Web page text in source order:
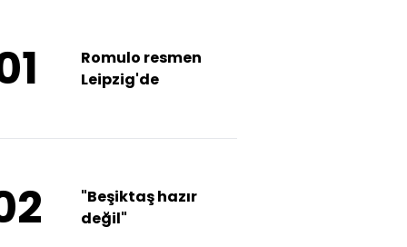
Romulo resmen
Leipzig'de
"Beşiktaş hazır
değil"